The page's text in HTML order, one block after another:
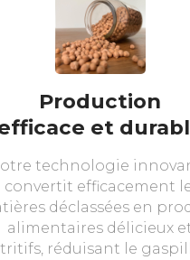
Production
et
technologie
convertit efficacement
déclassées en
alimentaires délicieux
réduisant le